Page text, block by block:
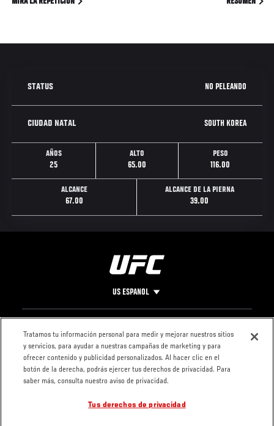
STATUS NO PELEANDO
CIUDAD NATAL SOUTH KOREA
AÑOS
25
ALTO
65.00
PESO
116.00
ALCANCE
67.00
ALCANCE DE LA PIERNA
39.00
US ESPANOL
Pie
de
Página
CONTACTO
LEGAL
Condiciones
Política de
privacidad
Tratamos tu información personal para medir y mejorar nuestros sitios
y servicios, para ayudar a nuestras campañas de marketing y para
ofrecer contenido y publicidad personalizados. Al hacer clic en el
botón de la derecha, podrás ejercer tus derechos de privacidad. Para
saber más, consulta nuestro aviso de privacidad.
Tus derechos de privacidad